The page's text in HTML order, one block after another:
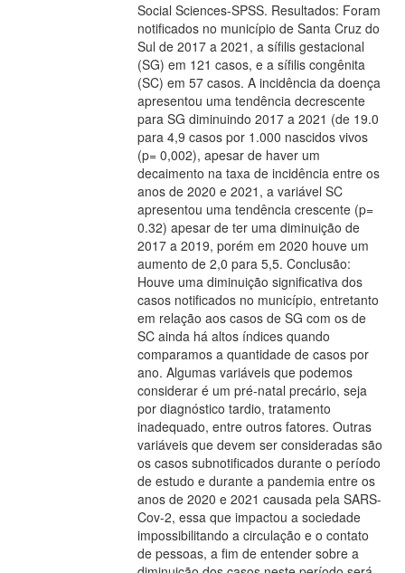
Social Sciences-SPSS. Resultados: Foram
notificados no município de Santa Cruz do
Sul de 2017 a 2021, a sífilis gestacional
(SG) em 121 casos, e a sífilis congênita
(SC) em 57 casos. A incidência da doença
apresentou uma tendência decrescente
para SG diminuindo 2017 a 2021 (de 19.0
para 4,9 casos por 1.000 nascidos vivos
(p= 0,002), apesar de haver um
decaimento na taxa de incidência entre os
anos de 2020 e 2021, a variável SC
apresentou uma tendência crescente (p=
0.32) apesar de ter uma diminuição de
2017 a 2019, porém em 2020 houve um
aumento de 2,0 para 5,5. Conclusão:
Houve uma diminuição significativa dos
casos notificados no município, entretanto
em relação aos casos de SG com os de
SC ainda há altos índices quando
comparamos a quantidade de casos por
ano. Algumas variáveis que podemos
considerar é um pré-natal precário, seja
por diagnóstico tardio, tratamento
inadequado, entre outros fatores. Outras
variáveis que devem ser consideradas são
os casos subnotificados durante o período
de estudo e durante a pandemia entre os
anos de 2020 e 2021 causada pela SARS-
Cov-2, essa que impactou a sociedade
impossibilitando a circulação e o contato
de pessoas, a fim de entender sobre a